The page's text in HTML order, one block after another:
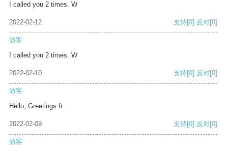
I called you 2 times. W
2022-02-12 支持[0] 反对[0]
游客
I called you 2 times. W
2022-02-10 支持[0] 反对[0]
游客
Hello, Greetings fr
2022-02-09 支持[0] 反对[0]
游客